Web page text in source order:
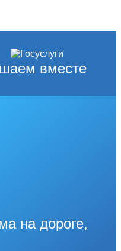
вместе
на дороге,